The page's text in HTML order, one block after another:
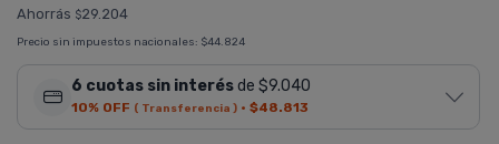
Ahorrás $29.204
Precio sin impuestos nacionales: $44.824
6 cuotas sin interésde $9.040
10% OFF ( Transferencia ) · $48.813